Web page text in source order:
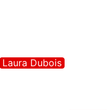
Laura Dubois